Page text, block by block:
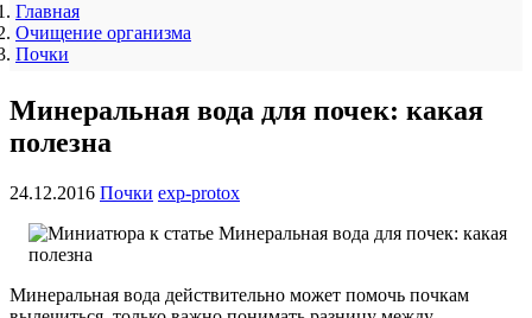
Главная
Очищение организма
Почки
Минеральная вода для почек: какая
полезна
24.12.2016 Почки exp-protox
Минеральная вода действительно может помочь почкам